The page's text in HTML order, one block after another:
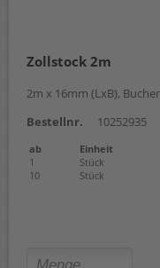
Zollstock 2m
2m x 16mm (LxB),
Bestellnr.
10252935
ab Einheit
1
Stück
10
Stück